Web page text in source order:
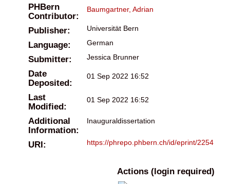
PHBern
Contributor:
Baumgartner, Adrian
Publisher: Universität Bern
Language: German
Submitter: Jessica Brunner
Date
Deposited:
01 Sep 2022 16:52
Last
Modified:
01 Sep 2022 16:52
Additional
Information:
Inauguraldissertation
URI: https://phrepo.phbern.ch/id/eprint/2254
Actions (login required)